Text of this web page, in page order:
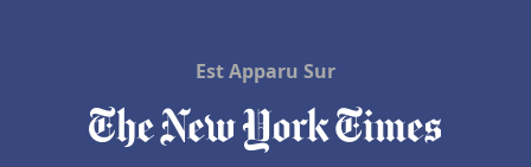
Est Apparu Sur